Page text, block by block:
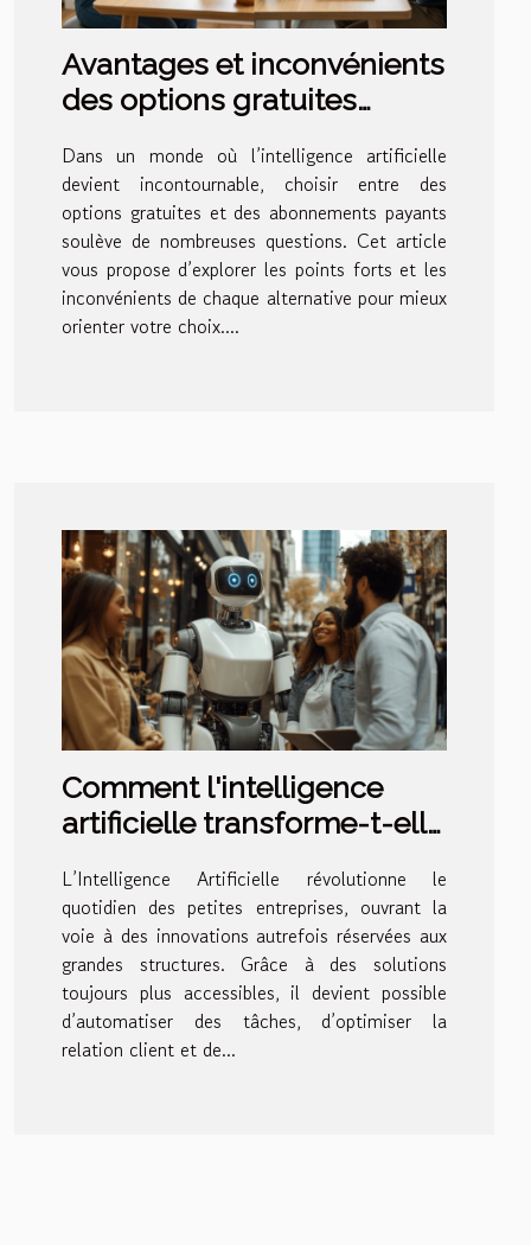
Avantages et inconvénients
des options gratuites
Dans un monde où l’intelligence artificielle
devient incontournable, choisir entre des
options gratuites et des abonnements payants
soulève de nombreuses questions. Cet article
vous propose d’explorer les points forts et les
inconvénients de chaque alternative pour mieux
orienter votre choix....
Comment l'intelligence
artificielle transforme-t-elle
L’Intelligence Artificielle révolutionne le
quotidien des petites entreprises, ouvrant la
voie à des innovations autrefois réservées aux
grandes structures. Grâce à des solutions
toujours plus accessibles, il devient possible
d’automatiser des tâches, d’optimiser la
relation client et de...